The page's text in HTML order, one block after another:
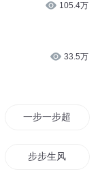
105.4万
33.5万
一步一步超神
步步生风